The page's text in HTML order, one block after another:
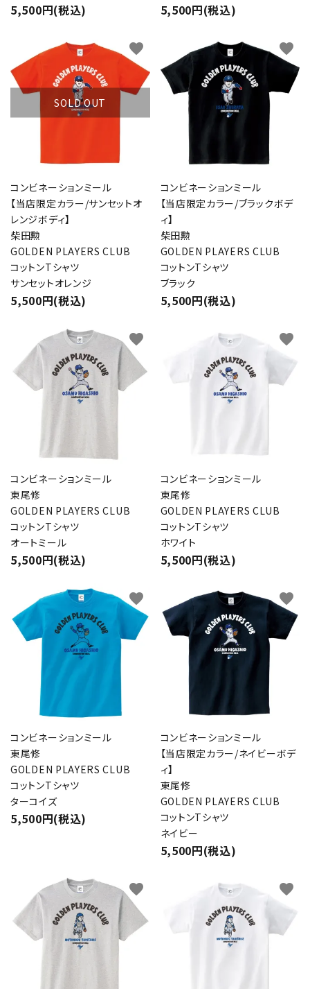
5,500円(税込) 5,500円(税込)
SOLD OUT
コンビネーションミール
【当店限定カラー/サンセットオ
レンジボディ】
柴田勲
GOLDEN PLAYERS CLUB
コットンTシャツ
サンセットオレンジ
5,500円(税込)
favorite
コンビネーションミール
【当店限定カラー/ブラックボデ
ィ】
柴田勲
GOLDEN PLAYERS CLUB
コットンTシャツ
ブラック
5,500円(税込)
favorite
コンビネーションミール
東尾修
GOLDEN PLAYERS CLUB
コットンTシャツ
オートミール
5,500円(税込)
favorite
コンビネーションミール
東尾修
GOLDEN PLAYERS CLUB
コットンTシャツ
ホワイト
5,500円(税込)
favorite
コンビネーションミール
東尾修
GOLDEN PLAYERS CLUB
コットンTシャツ
ターコイズ
5,500円(税込)
favorite
コンビネーションミール
【当店限定カラー/ネイビーボデ
ィ】
東尾修
GOLDEN PLAYERS CLUB
コットンTシャツ
ネイビー
5,500円(税込)
favorite
favorite favorite
キーワード